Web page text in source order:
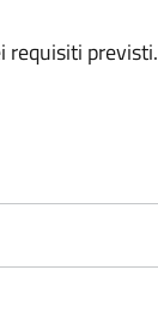
requisiti previsti.